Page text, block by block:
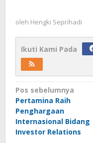
oleh Hengki Seprihadi
Ikuti Kami Pada
Navigasi
pos
Pos sebelumnya
Pertamina Raih
Penghargaan
Internasional Bidang
Investor Relations